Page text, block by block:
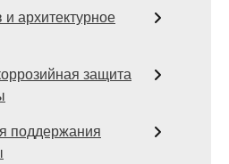
архитектурное
защита
поддержания